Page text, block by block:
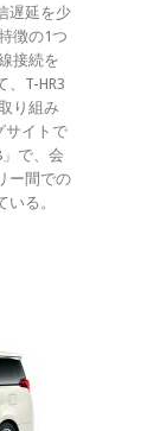
遅延を少
徴の1つ
接続を
、T-HR3
り組み
サイトで
で、会
ー間での
いる。